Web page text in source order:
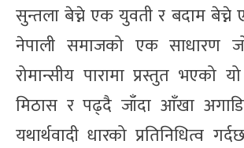
सुन्तला बेच्ने एक युवती र बदाम
नेपाली समाजको एक साधारण
रोमान्सीय पारामा प्रस्तुत भएको
मिठास र पढ्दै जाँदा आँखा
यथार्थवादी धारको प्रतिनिधित्व